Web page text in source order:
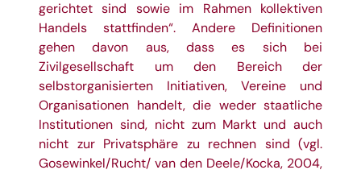
gerichtet sind sowie im Rahmen kollektiven
Handels stattfinden“. Andere Definitionen
gehen davon aus, dass es sich bei
Zivilgesellschaft um den Bereich der
selbstorganisierten Initiativen, Vereine und
Organisationen handelt, die weder staatliche
Institutionen sind, nicht zum Markt und auch
nicht zur Privatsphäre zu rechnen sind (vgl.
Gosewinkel/Rucht/ van den Deele/Kocka, 2004,